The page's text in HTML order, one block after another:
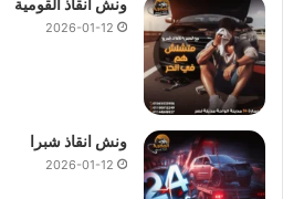
2026-01-12
ونش انقاذ شبرا
2026-01-12